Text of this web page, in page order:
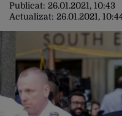
Publicat: 26.01.2021, 10:43
Actualizat: 26.01.2021,